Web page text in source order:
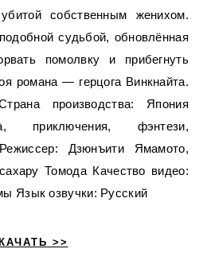
собственным женихом.
судьбой, обновлённая
помолвку и прибегнуть
романа — герцога Винкнайта.
производства: Япония
приключения, фэнтези,
Дзюнъити Ямамото,
Томода Качество видео:
Язык озвучки: Русский
>>